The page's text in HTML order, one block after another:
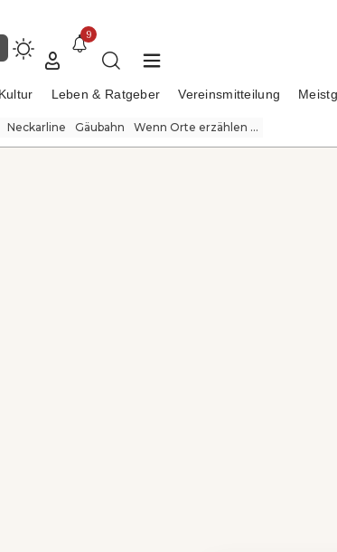
9
Kultur Leben & Ratgeber Vereinsmitteilung
Neckarline Gäubahn Wenn Orte erzählen ...